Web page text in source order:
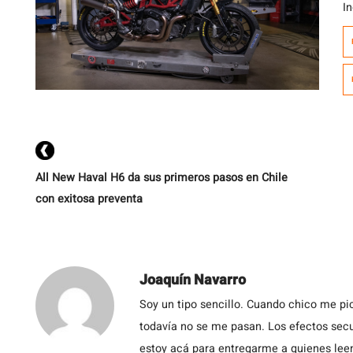
All New Haval H6 da sus primeros pasos en Chile
con exitosa preventa
Joaquín Navarro
Soy un tipo sencillo. Cuando chico me
todavía no se me pasan. Los efectos
estoy acá para entregarme a quienes